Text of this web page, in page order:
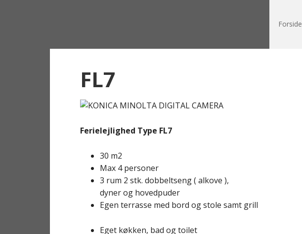
Forside
FL7
Ferielejlighed Type FL7
30 m2
Max 4 personer
3 rum 2 stk. dobbeltseng ( alkove ),
dyner og hovedpuder
Egen terrasse med bord og stole samt grill
Eget køkken, bad og toilet